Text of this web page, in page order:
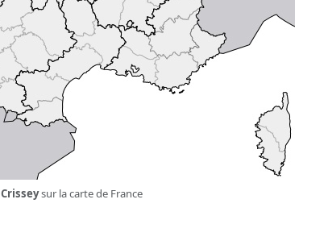
Crisseysur la carte de France